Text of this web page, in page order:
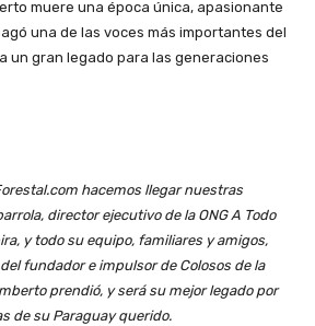
muere una época única, apasionante
una de las voces más importantes del
un gran legado para las generaciones
hacemos llegar nuestras
director ejecutivo de la ONG A Todo
y todo su equipo, familiares y amigos,
fundador e impulsor de Colosos de la
prendió, y será su mejor legado por
de su Paraguay querido.